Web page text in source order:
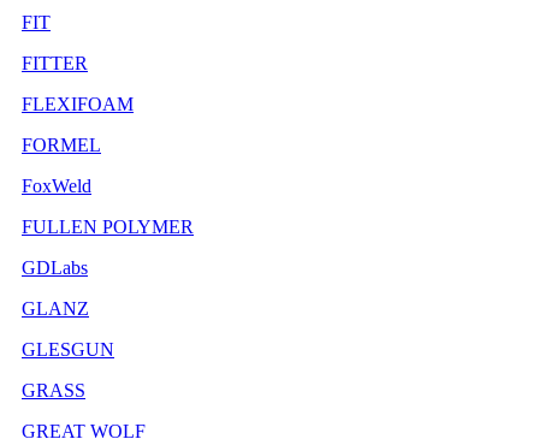
FIT
FITTER
FLEXIFOAM
FORMEL
FoxWeld
FULLEN POLYMER
GDLabs
GLANZ
GLESGUN
GRASS
GREAT WOLF